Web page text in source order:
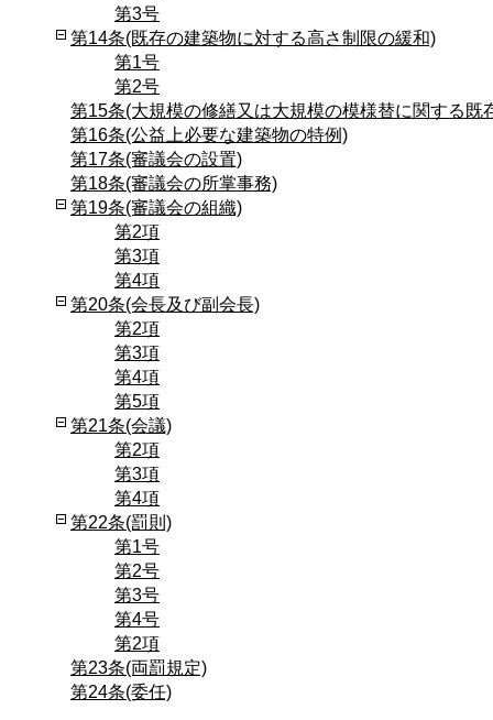
第3号
第14条(既存の建築物に対する高さ制限の緩和)
第1号
第2号
第15条(大規模の修繕又は大規模の模様替に関する既
第16条(公益上必要な建築物の特例)
第17条(審議会の設置)
第18条(審議会の所掌事務)
第19条(審議会の組織)
第2項
第3項
第4項
第20条(会長及び副会長)
第2項
第3項
第4項
第5項
第21条(会議)
第2項
第3項
第4項
第22条(罰則)
第1号
第2号
第3号
第4号
第2項
第23条(両罰規定)
第24条(委任)